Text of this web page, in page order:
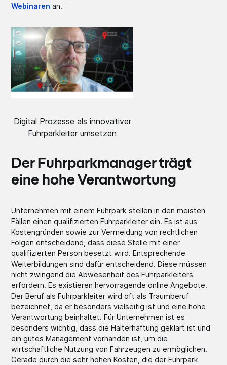
Webinaren an.
Digital Prozesse als innovativer
Fuhrparkleiter umsetzen
Der Fuhrparkmanager trägt
eine hohe Verantwortung
Unternehmen mit einem Fuhrpark stellen in den meisten
Fällen einen qualifizierten Fuhrparkleiter ein. Es ist aus
Kostengründen sowie zur Vermeidung von rechtlichen
Folgen entscheidend, dass diese Stelle mit einer
qualifizierten Person besetzt wird. Entsprechende
Weiterbildungen sind dafür entscheidend. Diese müssen
nicht zwingend die Abwesenheit des Fuhrparkleiters
erfordern. Es existieren hervorragende online Angebote.
Der Beruf als Fuhrparkleiter wird oft als Traumberuf
bezeichnet, da er besonders vielseitig ist und eine hohe
Verantwortung beinhaltet. Für Unternehmen ist es
besonders wichtig, dass die Halterhaftung geklärt ist und
ein gutes Management vorhanden ist, um die
wirtschaftliche Nutzung von Fahrzeugen zu ermöglichen.
Gerade durch die sehr hohen Kosten, die der Fuhrpark